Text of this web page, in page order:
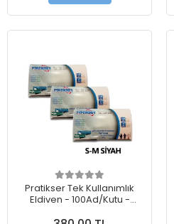
Pratikser Tek Kullanımlık
Eldiven - 100Ad/Kutu -